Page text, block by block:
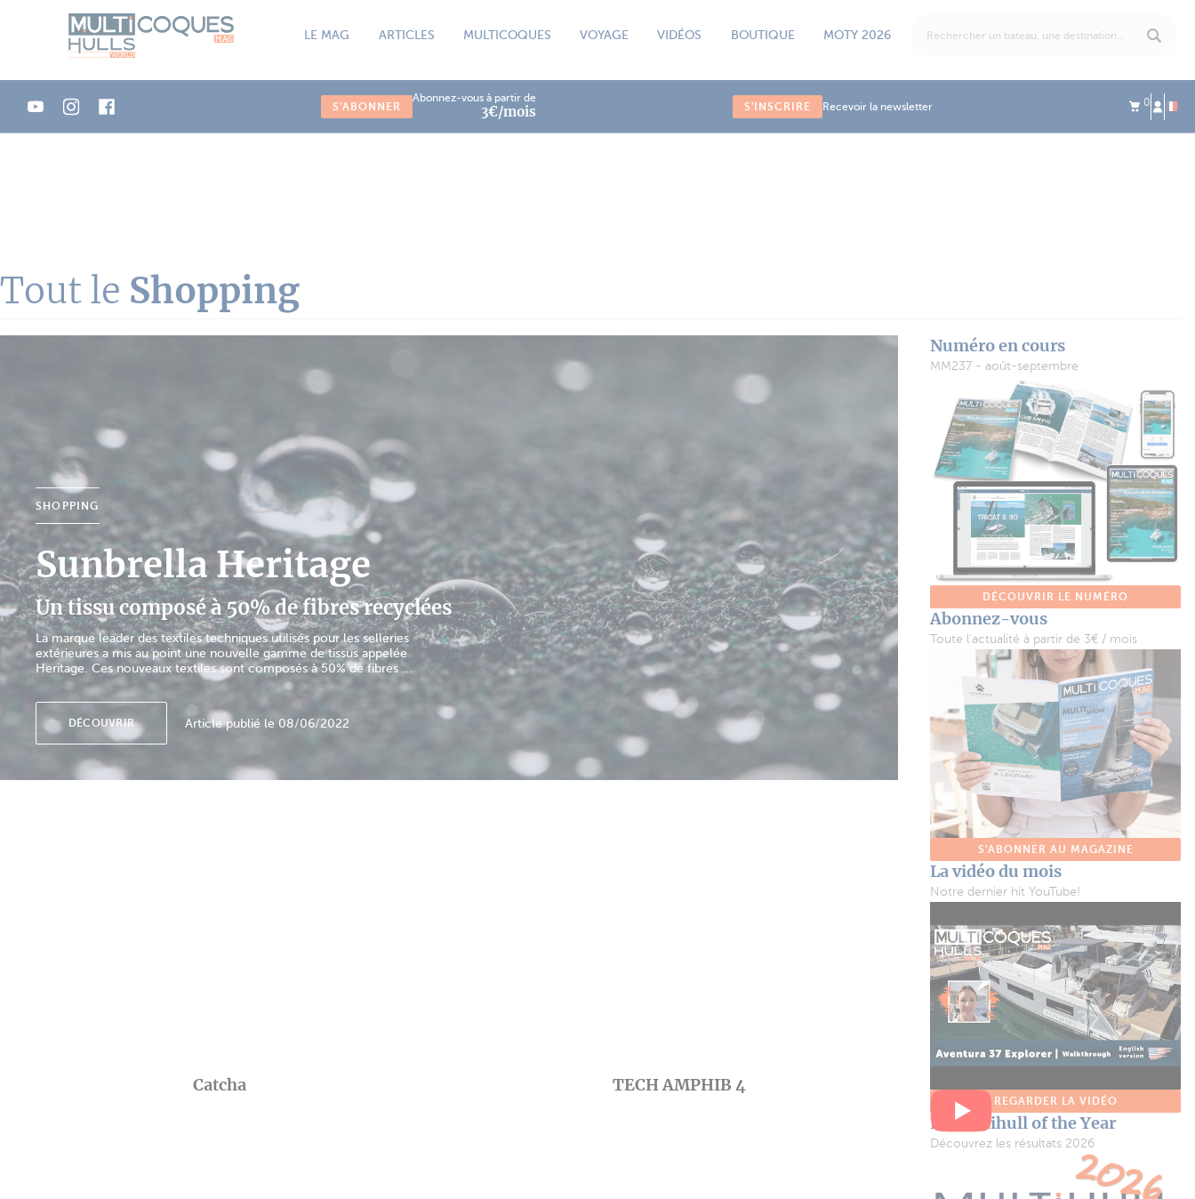
LE MAG ARTICLES MULTICOQUES VOYAGE VIDÉOS BOUTIQUE MOTY 2026
S'ABONNER
Abonnez-vous à partir de
3€/mois S'INSCRIRE Recevoir la newsletter 0
Tout le Shopping
SHOPPING
Sunbrella Heritage
Un tissu composé à 50% de fibres recyclées
La marque leader des textiles techniques utilisés pour les selleries
extérieures a mis au point une nouvelle gamme de tissus appelée
Heritage. Ces nouveaux textiles sont composés à 50% de fibres ...
DÉCOUVRIR Article publié le 08/06/2022
Catcha TECH AMPHIB 4
Numéro en cours
MM237 - août-septembre
DÉCOUVRIR LE NUMÉRO
Abonnez-vous
Toute l'actualité à partir de 3€ / mois
S'ABONNER AU MAGAZINE
La vidéo du mois
Notre dernier hit YouTube!
REGARDER LA VIDÉO
Le Multihull of the Year
Découvrez les résultats 2026
Panneau de gestion des cookies